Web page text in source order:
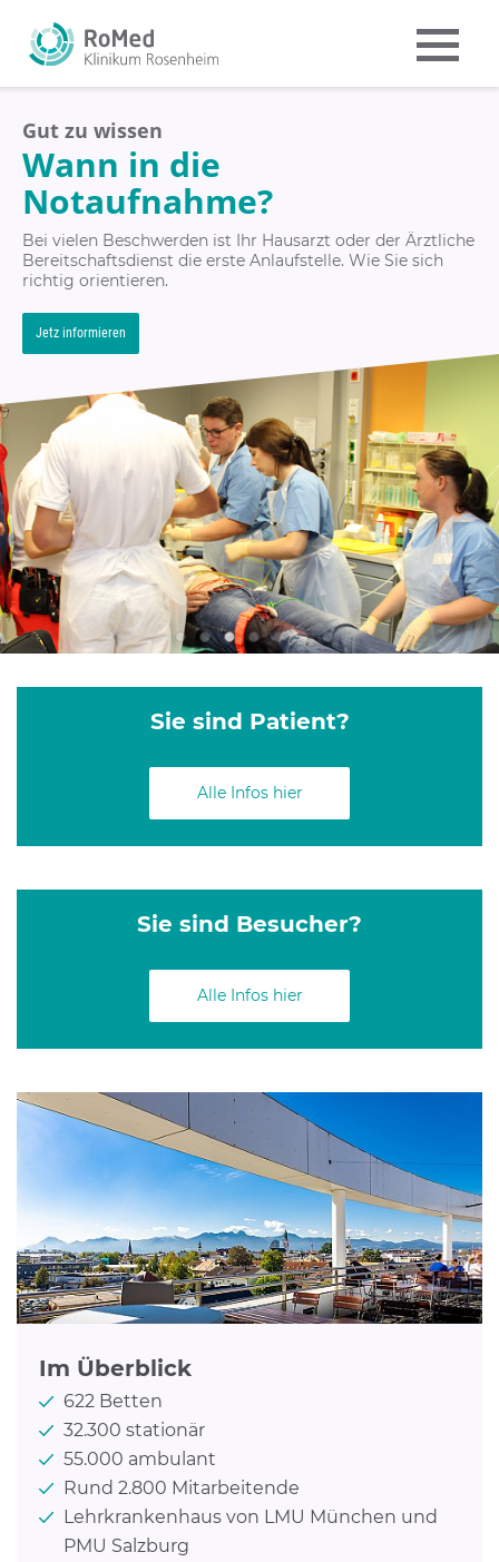
Gut zu wissen
Wann in die
Notaufnahme?
Bei vielen Beschwerden ist Ihr Hausarzt oder der Ärztliche
Bereitschaftsdienst die erste Anlaufstelle. Wie Sie sich
richtig orientieren.
Jetz informieren
Sie sind Patient?
Alle Infos hier
Sie sind Besucher?
Alle Infos hier
Im Überblick
622 Betten
32.300 stationär
55.000 ambulant
Rund 2.800 Mitarbeitende
Lehrkrankenhaus von LMU München und
PMU Salzburg